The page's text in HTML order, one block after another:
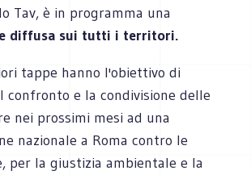
Tav, è in programma una
diffusa sui tutti i territori.
tappe hanno l'obiettivo di
confronto e la condivisione delle
nei prossimi mesi ad una
nazionale a Roma contro le
per la giustizia ambientale e la